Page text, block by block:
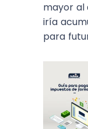
mayor al
iría
para